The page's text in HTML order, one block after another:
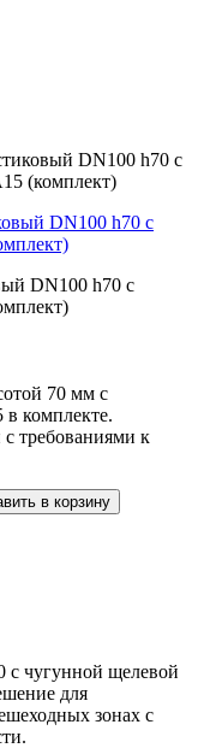
DN100 h70 с
(комплект)
DN100 h70 с
70 мм с
комплекте.
требованиями к
в корзину
с чугунной щелевой
для
зонах с